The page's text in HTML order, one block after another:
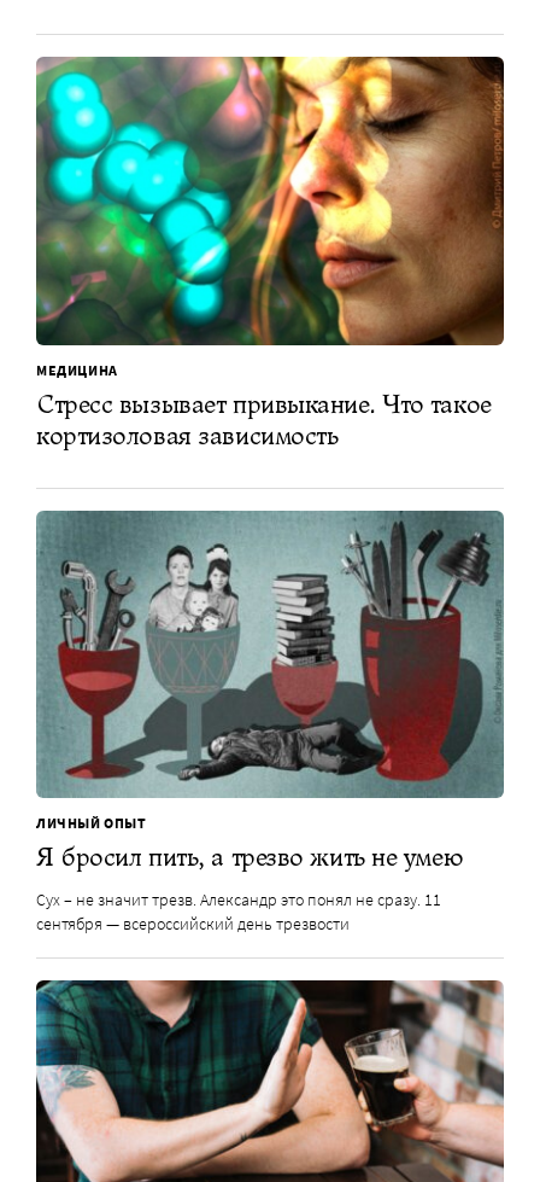
МЕДИЦИНА
Стресс вызывает привыкание. Что такое
кортизоловая зависимость
ЛИЧНЫЙ ОПЫТ
Я бросил пить, а трезво жить не умею
Сух – не значит трезв. Александр это понял не сразу. 11
сентября — всероссийский день трезвости